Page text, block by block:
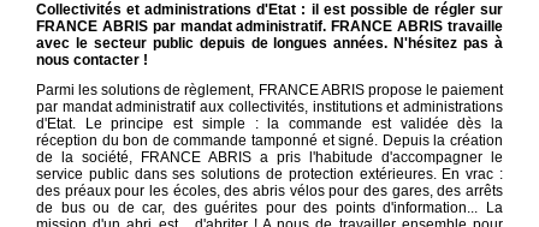
Collectivités et administrations d'Etat : il est possible de régler sur
FRANCE ABRIS par mandat administratif. FRANCE ABRIS travaille
avec le secteur public depuis de longues années. N'hésitez pas à
nous contacter !
Parmi les solutions de règlement, FRANCE ABRIS propose le paiement
par mandat administratif aux collectivités, institutions et administrations
d'Etat. Le principe est simple : la commande est validée dès la
réception du bon de commande tamponné et signé. Depuis la création
de la société, FRANCE ABRIS a pris l'habitude d'accompagner le
service public dans ses solutions de protection extérieures. En vrac :
des préaux pour les écoles, des abris vélos pour des gares, des arrêts
de bus ou de car, des guérites pour des points d'information... La